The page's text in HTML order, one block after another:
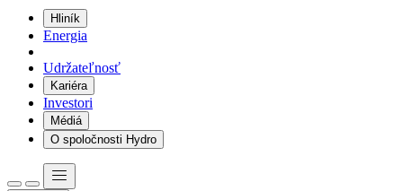
Hliník
Energia
Udržateľnosť
Kariéra
Investori
Médiá
O spoločnosti Hydro